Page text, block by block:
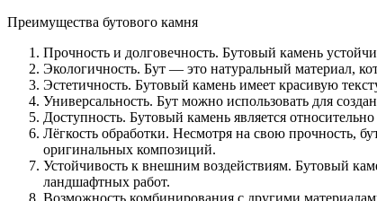
Преимущества бутового камня
Прочность и долговечность. Бутовый камень
Экологичность. Бут — это натуральный материал,
Эстетичность. Бутовый камень имеет красивую
Универсальность. Бут можно использовать для
Доступность. Бутовый камень является
Лёгкость обработки. Несмотря на свою прочность,
оригинальных композиций.
Устойчивость к внешним воздействиям. Бутовый
ландшафтных работ.
Возможность комбинирования с другими